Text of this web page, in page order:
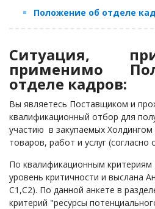
Положение об отделе
Ситуация,
применимо
отделе кадров:
Вы являетесь Поставщиком и
квалификационный отбор для
участию в закупаемых Холдингом
товаров, работ и услуг
По квалификационным
уровень критичности и выслана
С1,С2). По данной анкете в
критерий "ресурсы